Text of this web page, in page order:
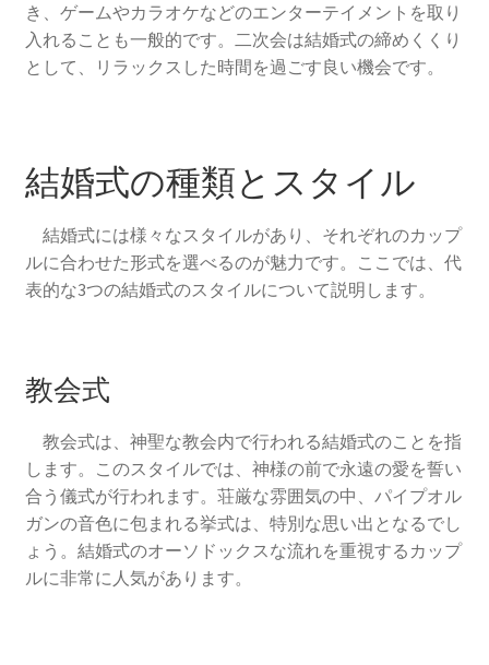
き、ゲームやカラオケなどのエンターテイメントを取り
入れることも一般的です。二次会は結婚式の締めくくり
として、リラックスした時間を過ごす良い機会です。
結婚式の種類とスタイル
結婚式には様々なスタイルがあり、それぞれのカップ
ルに合わせた形式を選べるのが魅力です。ここでは、代
表的な3つの結婚式のスタイルについて説明します。
教会式
教会式は、神聖な教会内で行われる結婚式のことを指
します。このスタイルでは、神様の前で永遠の愛を誓い
合う儀式が行われます。荘厳な雰囲気の中、パイプオル
ガンの音色に包まれる挙式は、特別な思い出となるでし
ょう。結婚式のオーソドックスな流れを重視するカップ
ルに非常に人気があります。